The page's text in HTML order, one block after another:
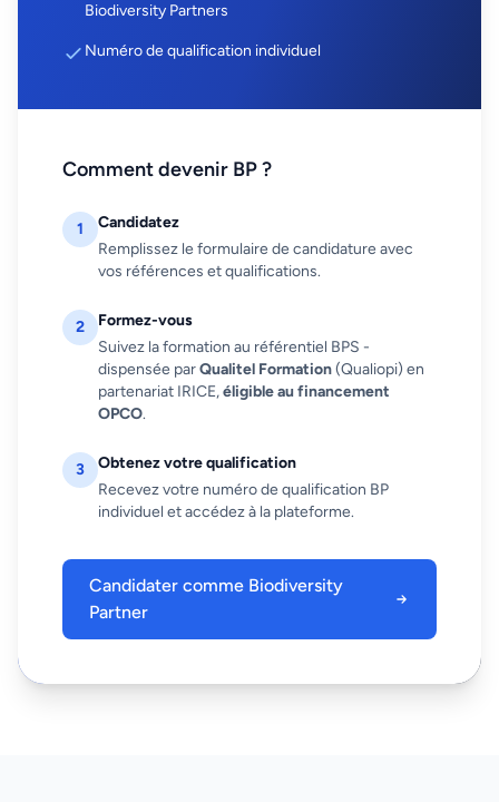
Biodiversity Partners
Numéro de qualification individuel
Comment devenir BP ?
1
Candidatez
Remplissez le formulaire de candidature avec
vos références et qualifications.
2
Formez-vous
Suivez la formation au référentiel BPS -
dispensée parQualitel Formation(Qualiopi) en
partenariat IRICE,éligible au financement
OPCO.
3
Obtenez votre qualification
Recevez votre numéro de qualification BP
individuel et accédez à la plateforme.
Candidater comme Biodiversity
Partner